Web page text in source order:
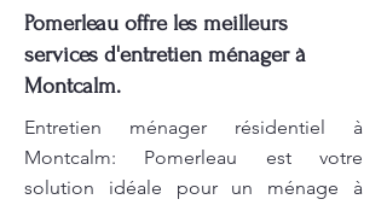
Pomerleau offre les meilleurs
services d'entretien ménager à
Montcalm.
Entretien ménager résidentiel à
Montcalm: Pomerleau est votre
solution idéale pour un ménage à